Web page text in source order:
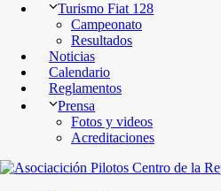
Turismo Fiat 128
Campeonato
Resultados
Noticias
Calendario
Reglamentos
Prensa
Fotos y videos
Acreditaciones